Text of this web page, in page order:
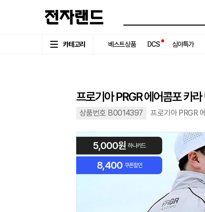
카테고리 베스트상품 DCS 심야특가
프로기아 PRGR 에어콤포 카
상품번호 B0014397 프로기아 PRGR
5,000원 하나카드
8,400 쿠폰할인